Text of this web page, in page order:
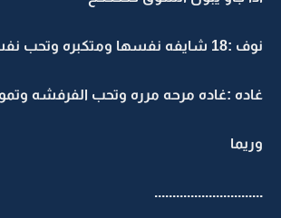
نوف :18 شايفه نفسها ومتكبره وتحب نفسها كتير
غاده :غاده مرحه مرره وتحب الفرفشه
وريما
..............................